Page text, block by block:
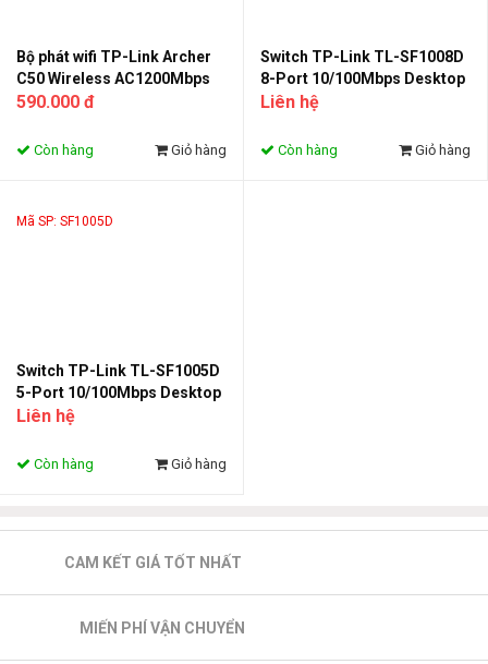
Bộ phát wifi TP-Link Archer
C50 Wireless AC1200Mbps
590.000 đ
Còn hàng Giỏ hàng
Switch TP-Link TL-SF1008D
8-Port 10/100Mbps Desktop
Switch
Liên hệ
Còn hàng Giỏ hàng
Mã SP: SF1005D
Switch TP-Link TL-SF1005D
5-Port 10/100Mbps Desktop
Switch
Liên hệ
Còn hàng Giỏ hàng
CAM KẾT GIÁ TỐT NHẤT
MIẾN PHÍ VẬN CHUYỂN